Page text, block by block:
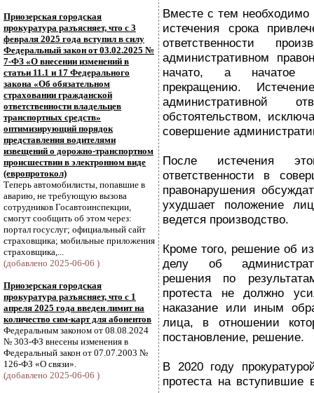
Приозерская городская
прокуратура разъясняет, что с 3
февраля 2025 года вступил в силу
Федеральный закон от 03.02.2025 №
7-ФЗ «О внесении изменений в
статьи 11.1 и 17 Федерального
закона «Об обязательном
страховании гражданской
ответственности владельцев
транспортных средств»
оптимизирующий порядок
представления водителями
извещений о дорожно-транспортном
происшествии в электронном виде
(европротокол)
Теперь автомобилисты, попавшие в
аварию, не требующую вызова
сотрудников Госавтоинспекции,
смогут сообщить об этом через:
портал госуслуг; официальный сайт
страховщика; мобильные приложения
страховщика,...
(добавлено 2025-06-06 )
Приозерская городская
прокуратура разъясняет, что с 1
апреля 2025 года введен лимит на
количество сим-карт для абонентов
Федеральным законом от 08.08.2024
№ 303-ФЗ внесены изменения в
Федеральный закон от 07.07.2003 №
126-ФЗ «О связи».
(добавлено 2025-06-06 )
Вместе с тем необходимо
истечения срока
ответственности
административном
начато, а начатое
прекращению.
административной
обстоятельством,
совершение
После истечения
ответственности в
правонарушения
ухудшает положение
ведется производство.
Кроме того, решение об
делу об
решения по
протеста не должно
наказание или иным
лица, в отношении
постановление, решение.
В 2020 году
протеста на вступившие